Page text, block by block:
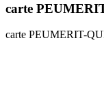
carte
carte PEUMERIT-